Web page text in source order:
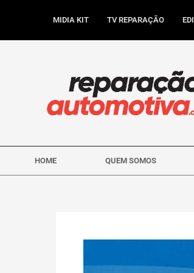
MIDIA KIT TV REPARAÇÃO
HOME QUEM SOMOS